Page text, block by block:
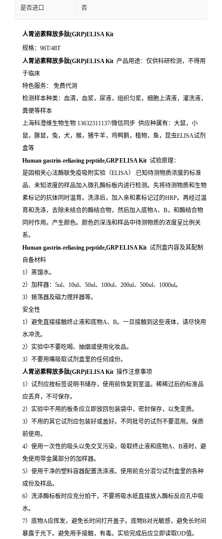
是否进口 否
人胃泌素释放多肽(GRP)ELISA Kit
规格：96T/48T
人胃泌素释放多肽(GRP)ELISA Kit 产品用途：仅供科研检测，不得用
于临床
特色服务： 免费代测
检测样本种类：血清，血浆，尿液，组织匀浆，细胞上清液，灌洗液，
粪便等样本
上海科澄维生物生物 13632311137/微信同步 供应种属有：大鼠，小
鼠，豚鼠，兔，犬，猴，猪牛羊，鸡鸭鹅，植物，鱼，昆虫ELISA试剂
盒等
Human gastrin-reliasing peptide,GRP ELISA Kit 试验原理：
是固相夹心法酶联免疫吸附实验（ELISA）.已知待测物质浓度的标准
品、未知浓度的样品加入微孔酶标板内进行检测。先将待测物质和生物
素标记的抗体同时温育。洗涤后，加入亲和素标记过的HRP。再经过温
育和洗涤，去除未结合的酶结合物，然后加入底物A、B，和酶结合物
同时作用。产生颜色。颜色的深浅和样品中待测物质的浓度呈比例关
系。
Human gastrin-reliasing peptide,GRP ELISA Kit 试剂盒内容及其配制
自备材料
1）蒸馏水。
2）加样器：5ul、10ul、50ul、100ul、200ul、500ul、1000ul。
3）振荡器及磁力搅拌器等。
安全性
1）避免直接接触终止液和底物A、B。一旦接触到这些液体，请尽快用
水冲洗。
2）实验中不要吃喝、抽烟或使用化妆品。
3）不要用嘴吸取试剂盒里的任何成份。
人胃泌素释放多肽(GRP)ELISA Kit 操作注意事项
1）试剂应按标签说明书储存，使用前恢复到室温。稀稀过后的标准品
应丢弃，不可保存。
2）实验中不用的板条应立即放回包装袋中，密封保存，以免变质。
3）不用的其它试剂应包装好或盖好。不同批号的试剂不要混用。保质
前使用。
4）使用一次性的吸头以免交叉污染，吸取终止液和底物A、B液时，避
免使用带金属部分的加样器。
5）使用干净的塑料容器配置洗涤液。使用前充分混匀试剂盒里的各种
成份及样品。
6）洗涤酶标板时应充分拍干，不要将吸水纸直接放入酶标反应孔中吸
水。
7）底物A应挥发，避免长时间打开盖子。底物B对光敏感，避免长时间
暴露于光下。避免用手接触，有毒。实验完成后应立即读取OD值。